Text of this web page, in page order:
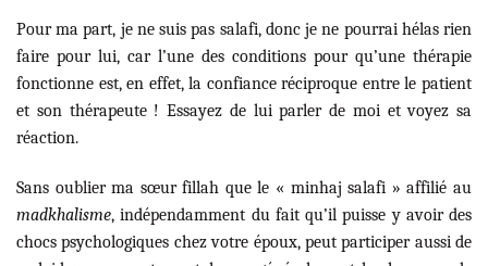
Pour ma part, je ne suis pas salafi, donc je ne pourrai hélas rien
faire pour lui, car l’une des conditions pour qu’une thérapie
fonctionne est, en effet, la confiance réciproque entre le patient
et son thérapeute ! Essayez de lui parler de moi et voyez sa
réaction.
Sans oublier ma sœur fillah que le « minhaj salafi » affilié au
madkhalisme, indépendamment du fait qu’il puisse y avoir des
chocs psychologiques chez votre époux, peut participer aussi de